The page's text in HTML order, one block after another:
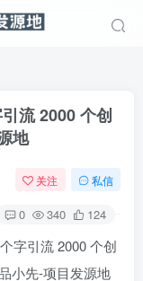
流 2000 个创
地
关注 私信
0 340 124